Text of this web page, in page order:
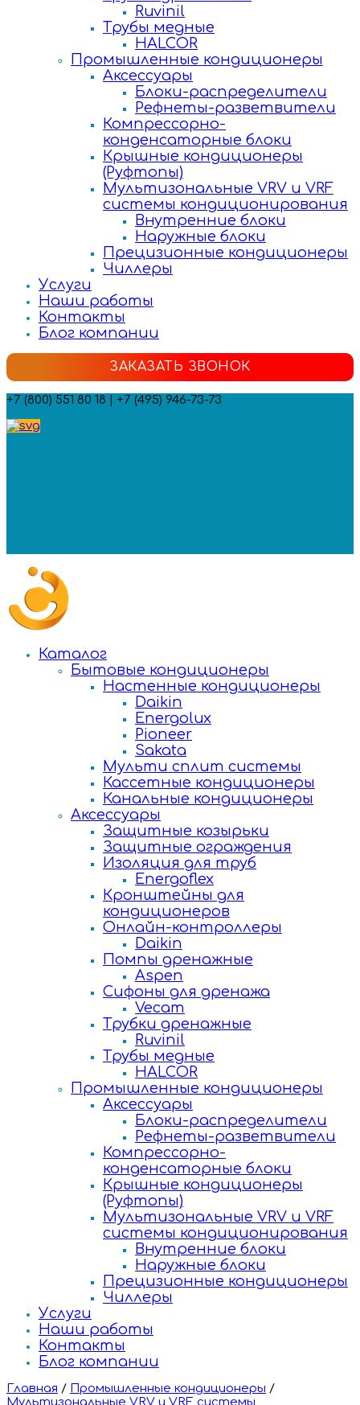
Ruvinil
Трубы медные
HALCOR
Промышленные кондиционеры
Аксессуары
Блоки-распределители
Рефнеты-разветвители
Компрессорно-
конденсаторные блоки
Крышные кондиционеры
(Руфтопы)
Мультизональные VRV и VRF
системы кондиционирования
Внутренние блоки
Наружные блоки
Прецизионные кондиционеры
Чиллеры
Услуги
Наши работы
Контакты
Блог компании
ЗАКАЗАТЬ ЗВОНОК
+7 (800) 551 80 18 | +7 (495) 946-73-73
Каталог
Бытовые кондиционеры
Настенные кондиционеры
Daikin
Energolux
Pioneer
Sakata
Мульти сплит системы
Кассетные кондиционеры
Канальные кондиционеры
Аксессуары
Защитные козырьки
Защитные ограждения
Изоляция для труб
Energoflex
Кронштейны для
кондиционеров
Онлайн-контроллеры
Daikin
Помпы дренажные
Aspen
Сифоны для дренажа
Vecam
Трубки дренажные
Ruvinil
Трубы медные
HALCOR
Промышленные кондиционеры
Аксессуары
Блоки-распределители
Рефнеты-разветвители
Компрессорно-
конденсаторные блоки
Крышные кондиционеры
(Руфтопы)
Мультизональные VRV и VRF
системы кондиционирования
Внутренние блоки
Наружные блоки
Прецизионные кондиционеры
Чиллеры
Услуги
Наши работы
Контакты
Блог компании
Главная / Промышленные кондиционеры /
Мультизональные VRV и VRF системы